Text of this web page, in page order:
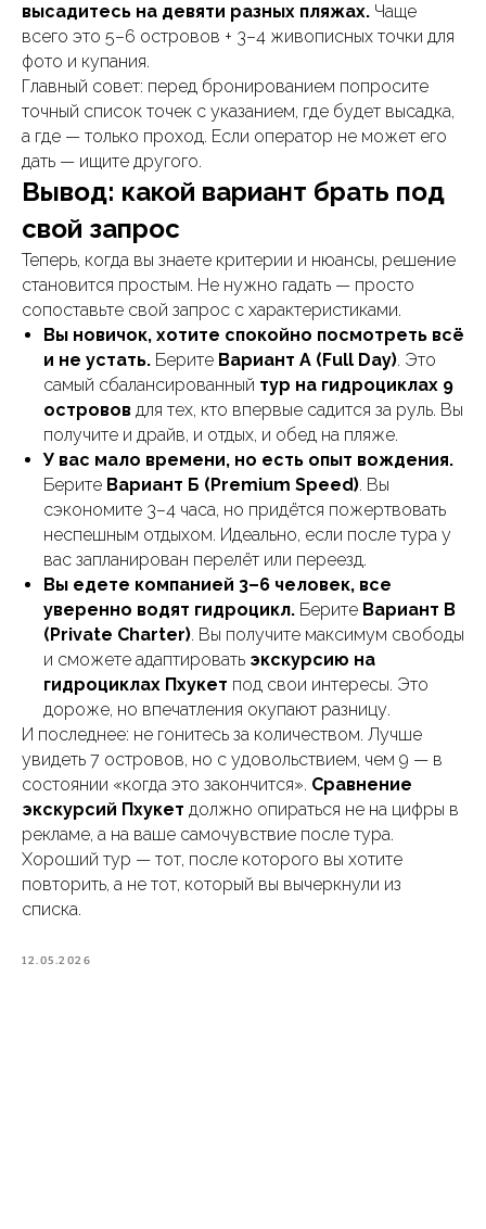
высадитесь на девяти разных пляжах. Чаще
всего это 5–6 островов + 3–4 живописных точки для
фото и купания.
Главный совет: перед бронированием попросите
точный список точек с указанием, где будет высадка,
а где — только проход. Если оператор не может его
дать — ищите другого.
Вывод: какой вариант брать под
свой запрос
Теперь, когда вы знаете критерии и нюансы, решение
становится простым. Не нужно гадать — просто
сопоставьте свой запрос с характеристиками.
Вы новичок, хотите спокойно посмотреть всё
и не устать. Берите Вариант А (Full Day). Это
самый сбалансированный тур на гидроциклах 9
островов для тех, кто впервые садится за руль. Вы
получите и драйв, и отдых, и обед на пляже.
У вас мало времени, но есть опыт вождения.
Берите Вариант Б (Premium Speed). Вы
сэкономите 3–4 часа, но придётся пожертвовать
неспешным отдыхом. Идеально, если после тура у
вас запланирован перелёт или переезд.
Вы едете компанией 3–6 человек, все
уверенно водят гидроцикл. Берите Вариант В
(Private Charter). Вы получите максимум свободы
и сможете адаптировать экскурсию на
гидроциклах Пхукет под свои интересы. Это
дороже, но впечатления окупают разницу.
И последнее: не гонитесь за количеством. Лучше
увидеть 7 островов, но с удовольствием, чем 9 — в
состоянии «когда это закончится». Сравнение
экскурсий Пхукет должно опираться не на цифры в
рекламе, а на ваше самочувствие после тура.
Хороший тур — тот, после которого вы хотите
повторить, а не тот, который вы вычеркнули из
списка.
12.05.2026